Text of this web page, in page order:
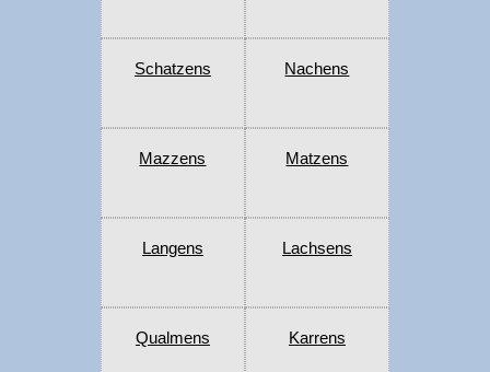
Schatzens Nachens
Mazzens Matzens
Langens Lachsens
Qualmens Karrens